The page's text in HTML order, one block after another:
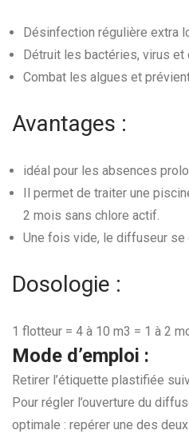
Désinfection régulière extra
Détruit les bactéries, virus et
Combat les algues et
Avantages :
idéal pour les absences
Il permet de traiter une
2 mois sans chlore actif.
Une fois vide, le diffuseur se
Dosologie :
1 flotteur = 4 à 10 m3 = 1 à 2
Mode d’emploi :
Retirer l’étiquette plastifiée
Pour régler l’ouverture du
optimale : repérer une des